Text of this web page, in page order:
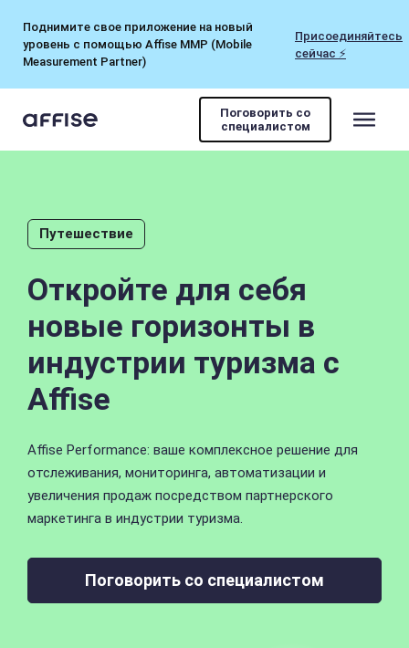
Поднимите свое приложение на новый
уровень с помощью Affise MMP (Mobile
Measurement Partner)
Присоединяйтесь
сейчас ⚡
Поговорить со
специалистом
Путешествие
Откройте для себя
новые горизонты в
индустрии туризма с
Affise
Affise Performance: ваше комплексное решение для
отслеживания, мониторинга, автоматизации и
увеличения продаж посредством партнерского
маркетинга в индустрии туризма.
Поговорить со специалистом